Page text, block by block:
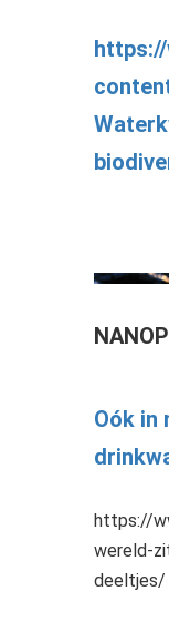
Oók in
https://
wereld-
deeltjes/